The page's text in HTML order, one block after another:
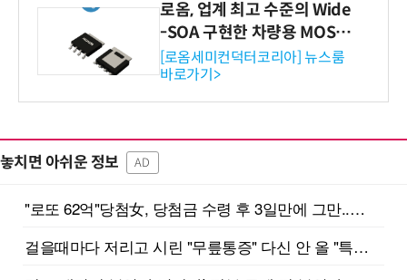
로옴, 업계 최고 수준의 Wide
-SOA 구현한 차량용 MOSF
ET 개발
[로옴세미컨덕터코리아] 뉴스룸
바로가기>
놓치면 아쉬운 정보 AD